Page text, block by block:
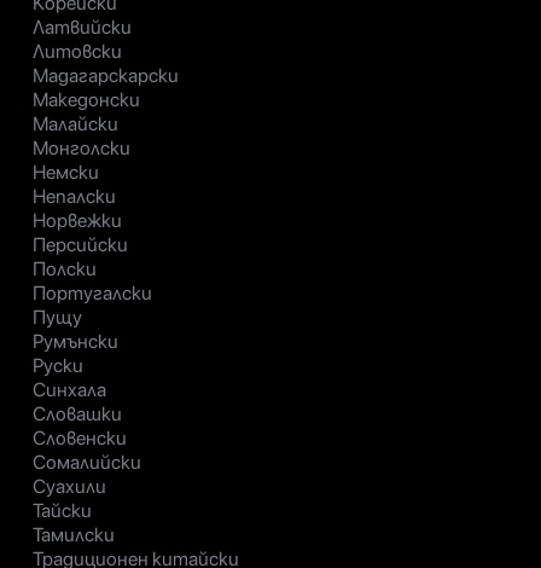
Латвийски
Литовски
Мадагарскарски
Македонски
Малайски
Монголски
Немски
Непалски
Норвежки
Персийски
Полски
Португалски
Пущу
Румънски
Руски
Синхала
Словашки
Словенски
Сомалийски
Суахили
Тайски
Тамилски
Традиционен китайски